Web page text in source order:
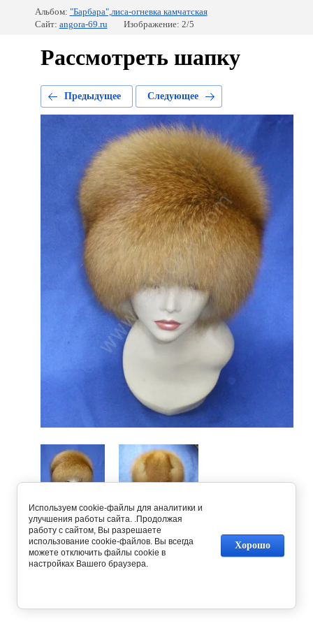
Альбом: "Барбара",лиса-огневка камчатская
Сайт: angora-69.ru Изображение: 2/5
Рассмотреть шапку
Предыдущее Следующее
Предыдущее Следующее
Используем cookie-файлы для аналитики и
улучшения работы сайта. .Продолжая
работу с сайтом, Вы разрешаете
использование cookie-файлов. Вы всегда
можете отключить файлы cookie в
настройках Вашего браузера.
Хорошо